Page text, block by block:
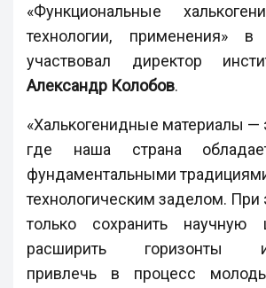
«Функциональные
технологии, применения» в
участвовал директор
Александр Колобов.
«Халькогенидные материалы —
где наша страна
фундаментальными
технологическим заделом. При
только сохранить
расширить горизонты
привлечь в процесс